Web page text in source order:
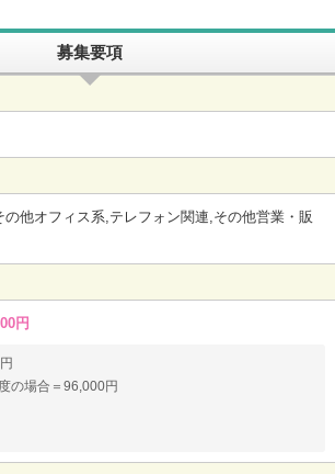
募集要項
他オフィス系,テレフォン関連,その他営業・販
円
の場合＝96,000円